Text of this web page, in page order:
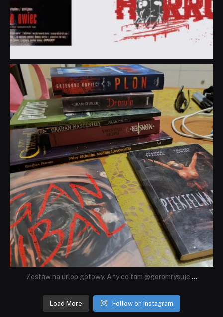
dobryhorror
Lip 31
Zestaw na urlop gotowy. A ty co tam @goromrysuje ...
Load More Follow on Instagram